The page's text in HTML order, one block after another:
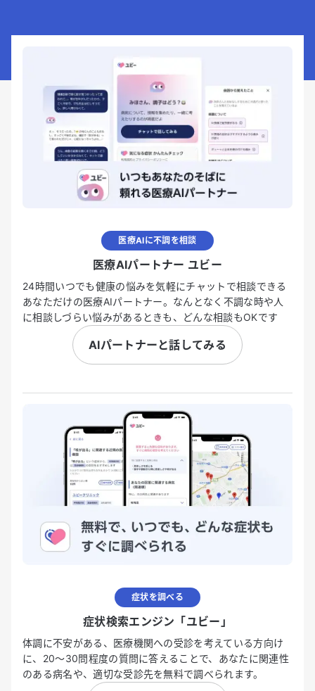
医療AIに不調を相談
医療AIパートナー ユビー
24時間いつでも健康の悩みを気軽にチャットで相談できる
あなただけの医療AIパートナー。なんとなく不調な時や人
に相談しづらい悩みがあるときも、どんな相談もOKです
AIパートナーと話してみる
症状を調べる
症状検索エンジン「ユビー」
体調に不安がある、医療機関への受診を考えている方向け
に、20〜30問程度の質問に答えることで、あなたに関連性
のある病名や、適切な受診先を無料で調べられます。